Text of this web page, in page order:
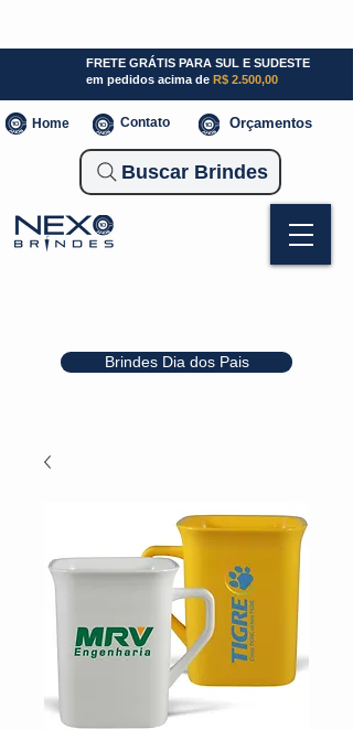
Brindes Dia dos Pais
FRETE GRÁTIS PARA SUL E SUDESTE
em pedidos acima de R$ 2.500,00
Home Contato Orçamentos
Buscar Brindes